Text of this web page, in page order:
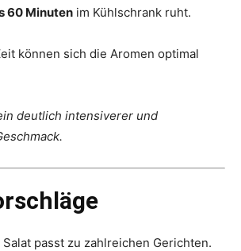
60 Minuten im Kühlschrank ruht.
können sich die Aromen optimal
deutlich intensiverer und
passt zu zahlreichen Gerichten.